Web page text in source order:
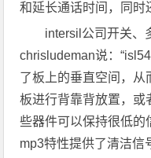
和延长通话时间，同时
intersil公司开关、
chrisludeman说：
了板上的垂直空间，从
板进行背靠背放置，或
些器件可以保持很低的
mp3特性提供了清洁信